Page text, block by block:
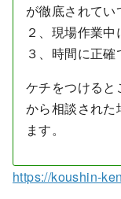
が徹底されてい
２、現場作業中
３、時間に正確
ケチをつけると
から相談された
ます。
https://koushin-